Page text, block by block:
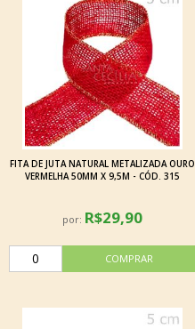
FITA DE JUTA NATURAL METALIZADA OURO
VERMELHA 50MM X 9,5M - CÓD. 315
por: R$29,90